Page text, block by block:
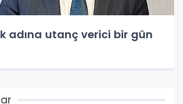
adına utanç verici bir gün